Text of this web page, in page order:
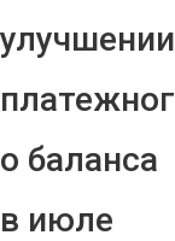
улучшении
платежног
о баланса
в июле